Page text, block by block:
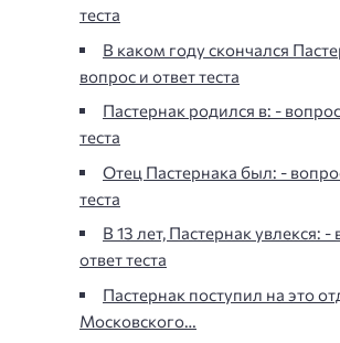
теста
В каком году скончался
вопрос и ответ теста
Пастернак родился в: -
теста
Отец Пастернака был: -
теста
В 13 лет, Пастернак увлекся: -
ответ теста
Пастернак поступил на это
Московского…